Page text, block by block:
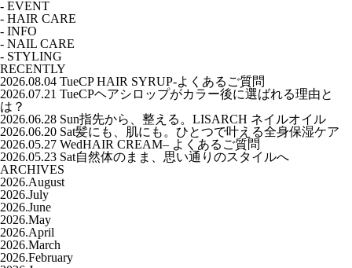
- EVENT
- HAIR CARE
- INFO
- NAIL CARE
- STYLING
RECENTLY
2026.08.04 TueCP HAIR SYRUP-よくあるご質問
2026.07.21 TueCPヘアシロップがカラー後に選ばれる理由と
は？
2026.06.28 Sun指先から、整える。LISARCH ネイルオイル
2026.06.20 Sat髪にも、肌にも。ひとつで叶える全身保湿ケア
2026.05.27 WedHAIR CREAM– よくあるご質問
2026.05.23 Sat自然体のまま、思い通りのスタイルへ
ARCHIVES
2026.August
2026.July
2026.June
2026.May
2026.April
2026.March
2026.February